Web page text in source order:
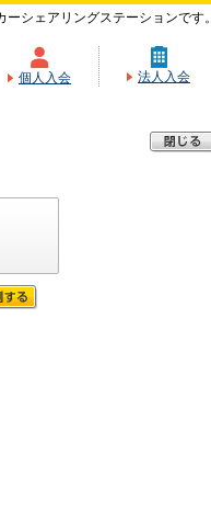
シェアリングステーションです。
個人入会 法人入会